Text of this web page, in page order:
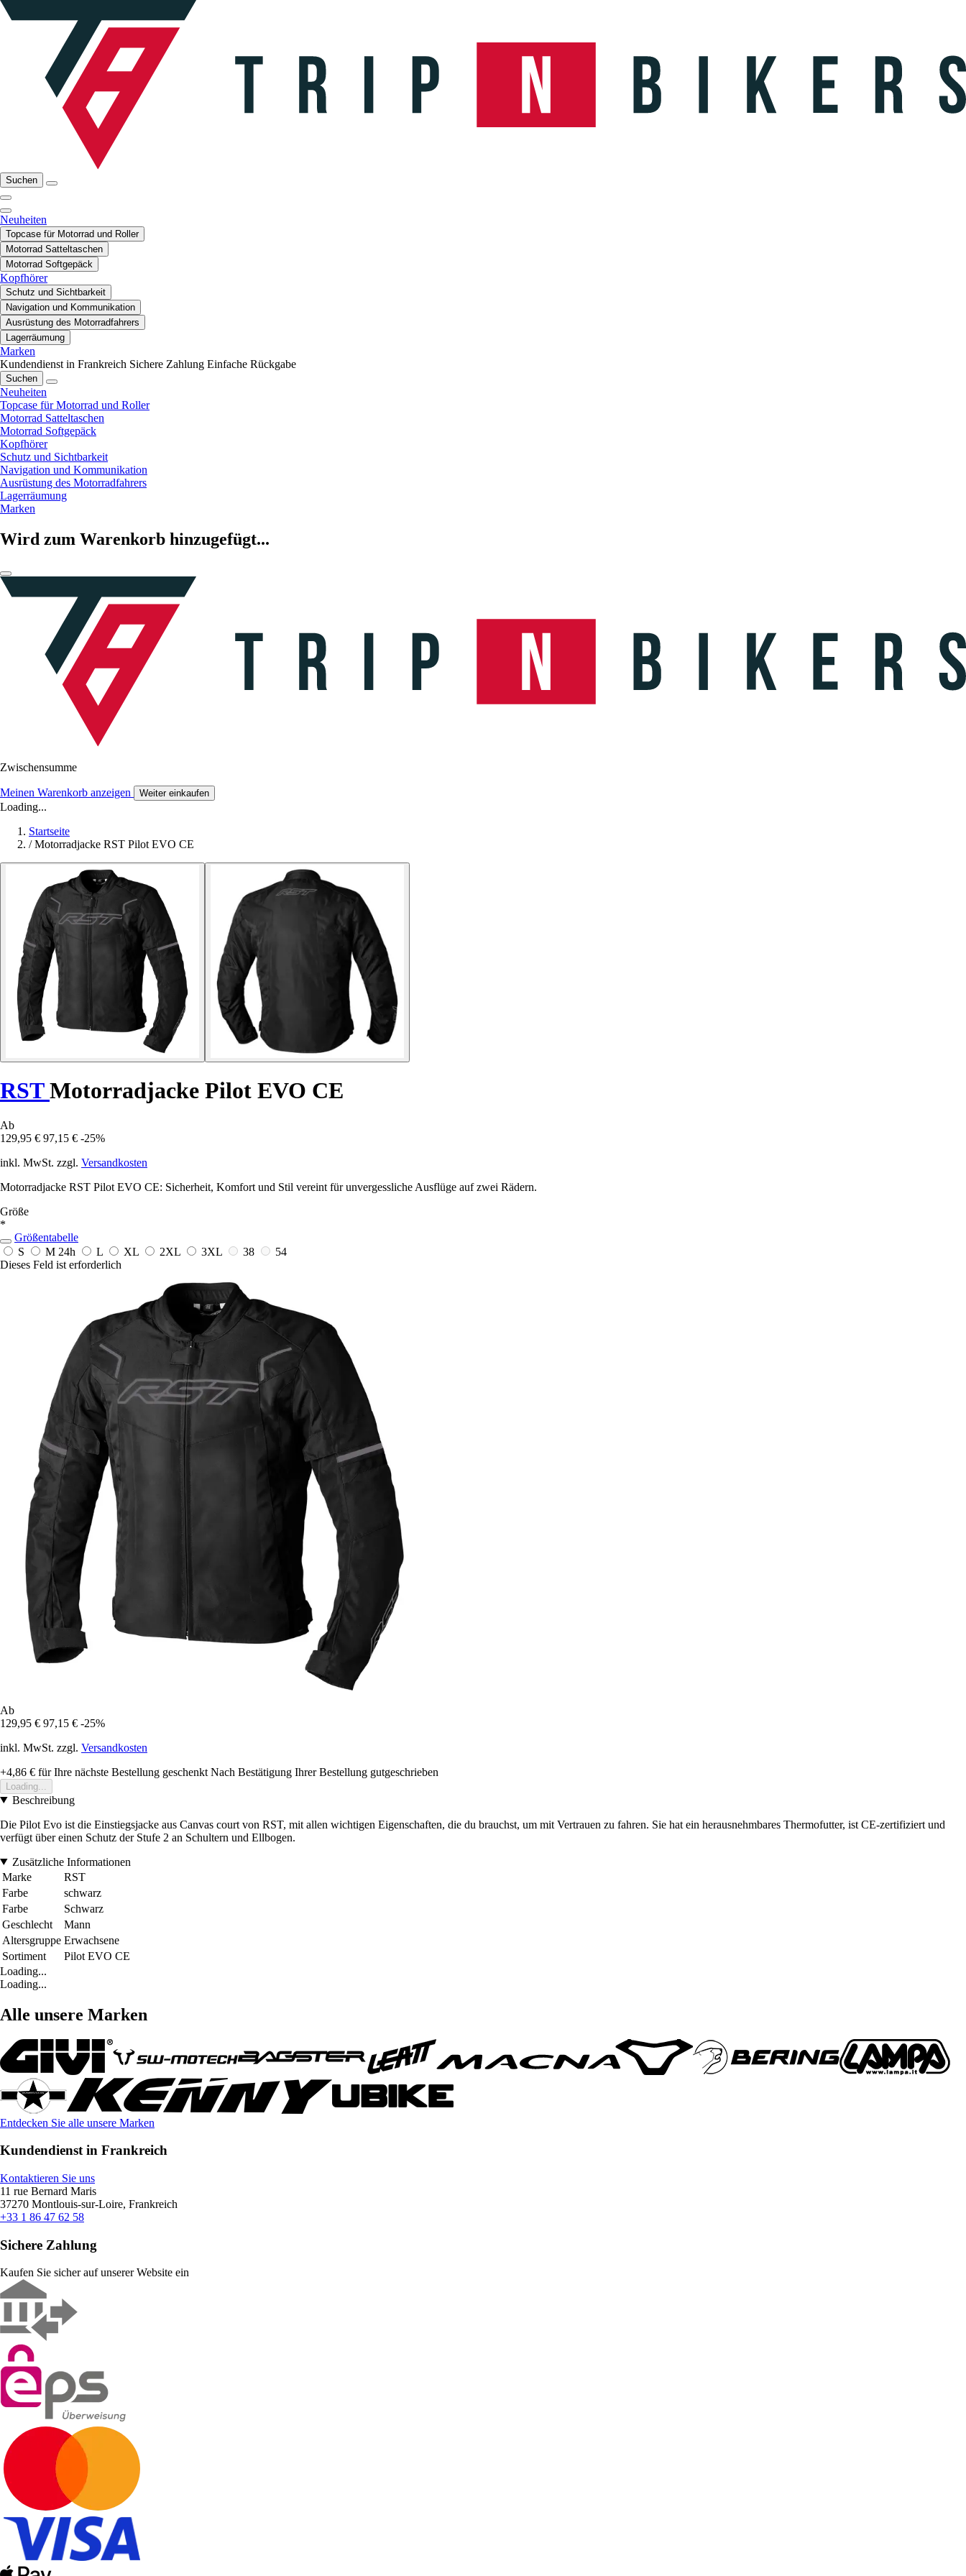
Suchen
Neuheiten
Topcase für Motorrad und Roller
Motorrad Satteltaschen
Motorrad Softgepäck
Kopfhörer
Schutz und Sichtbarkeit
Navigation und Kommunikation
Ausrüstung des Motorradfahrers
Lagerräumung
Marken
Kundendienst in Frankreich Sichere Zahlung Einfache Rückgabe
Suchen
Neuheiten
Topcase für Motorrad und Roller
Motorrad Satteltaschen
Motorrad Softgepäck
Kopfhörer
Schutz und Sichtbarkeit
Navigation und Kommunikation
Ausrüstung des Motorradfahrers
Lagerräumung
Marken
Wird zum Warenkorb hinzugefügt...
Zwischensumme
Meinen Warenkorb anzeigen Weiter einkaufen
Loading...
Startseite
/ Motorradjacke RST Pilot EVO CE
RSTMotorradjacke Pilot EVO CE
Ab
129,95 € 97,15 € -25%
inkl. MwSt. zzgl. Versandkosten
Motorradjacke RST Pilot EVO CE: Sicherheit, Komfort und Stil vereint für unvergessliche Ausflüge auf zwei Rädern.
Größe
*
Größentabelle
S
M 24h L XL 2XL 3XL 38
54
Dieses Feld ist erforderlich
Ab
129,95 € 97,15 € -25%
inkl. MwSt. zzgl. Versandkosten
+4,86 € für Ihre nächste Bestellung geschenkt Nach Bestätigung Ihrer Bestellung gutgeschrieben
Loading...
Beschreibung
Die Pilot Evo ist die Einstiegsjacke aus Canvas court von RST, mit allen wichtigen Eigenschaften, die du brauchst, um mit Vertrauen zu fahren. Sie hat ein herausnehmbares Thermofutter, ist CE-zertifiziert und
verfügt über einen Schutz der Stufe 2 an Schultern und Ellbogen.
Zusätzliche Informationen
Marke
RST
Farbe
schwarz
Farbe
Schwarz
Geschlecht
Mann
Altersgruppe Erwachsene
Sortiment
Pilot EVO CE
Loading...
Loading...
Alle unsere Marken
Entdecken Sie alle unsere Marken
Kundendienst in Frankreich
Kontaktieren Sie uns
11 rue Bernard Maris
37270 Montlouis-sur-Loire, Frankreich
+33 1 86 47 62 58
Sichere Zahlung
Kaufen Sie sicher auf unserer Website ein